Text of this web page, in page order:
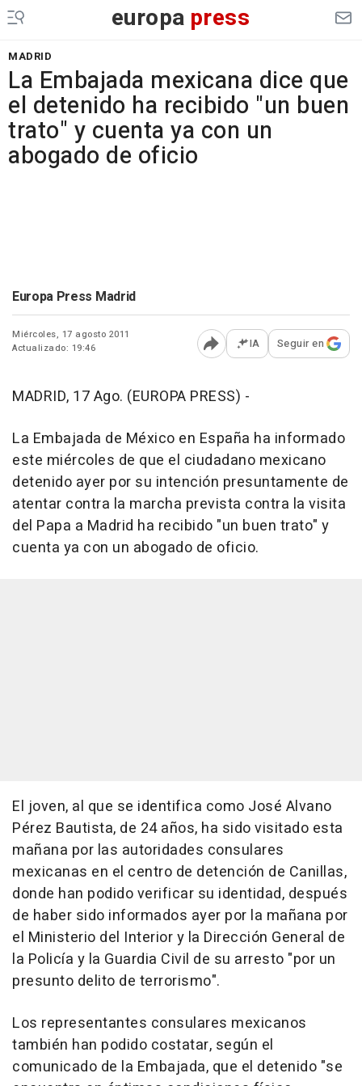
europa press
MADRID
La Embajada mexicana dice que
el detenido ha recibido "un buen
trato" y cuenta ya con un
abogado de oficio
Europa Press Madrid
Miércoles, 17 agosto 2011
Actualizado: 19:46
Abrir opciones para
IA Seguir en
MADRID, 17 Ago. (EUROPA PRESS) -
La Embajada de México en España ha informado
este miércoles de que el ciudadano mexicano
detenido ayer por su intención presuntamente de
atentar contra la marcha prevista contra la visita
del Papa a Madrid ha recibido "un buen trato" y
cuenta ya con un abogado de oficio.
El joven, al que se identifica como José Alvano
Pérez Bautista, de 24 años, ha sido visitado esta
mañana por las autoridades consulares
mexicanas en el centro de detención de Canillas,
donde han podido verificar su identidad, después
de haber sido informados ayer por la mañana por
el Ministerio del Interior y la Dirección General de
la Policía y la Guardia Civil de su arresto "por un
presunto delito de terrorismo".
Los representantes consulares mexicanos
también han podido costatar, según el
comunicado de la Embajada, que el detenido "se